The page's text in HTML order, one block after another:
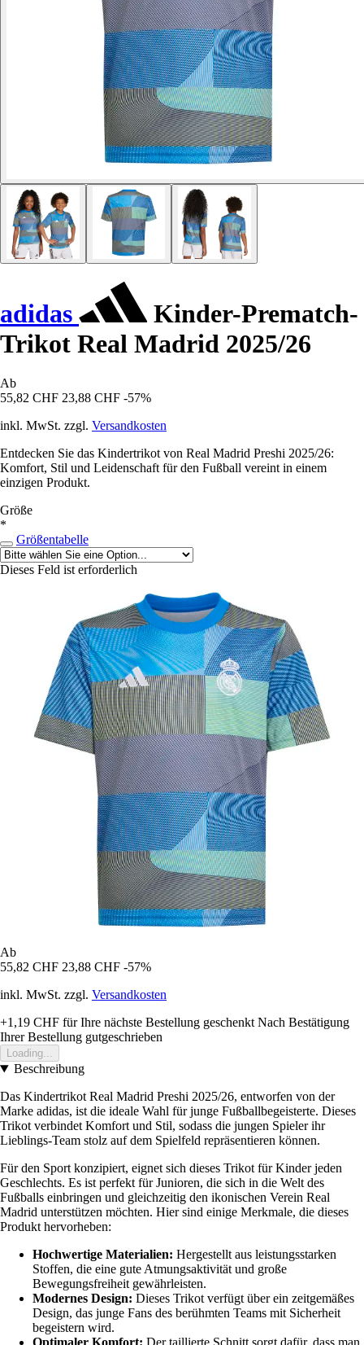
adidas
Kinder-Prematch-
Trikot Real Madrid 2025/26
Ab
55,82 CHF 23,88 CHF -57%
inkl. MwSt. zzgl. Versandkosten
Entdecken Sie das Kindertrikot von Real Madrid Preshi 2025/26:
Komfort, Stil und Leidenschaft für den Fußball vereint in einem
einzigen Produkt.
Größe
*
Größentabelle
Dieses Feld ist erforderlich
Ab
55,82 CHF 23,88 CHF -57%
inkl. MwSt. zzgl. Versandkosten
+1,19 CHF für Ihre nächste Bestellung geschenkt Nach Bestätigung
Ihrer Bestellung gutgeschrieben
Loading...
Beschreibung
Das Kindertrikot Real Madrid Preshi 2025/26, entworfen von der
Marke adidas, ist die ideale Wahl für junge Fußballbegeisterte. Dieses
Trikot verbindet Komfort und Stil, sodass die jungen Spieler ihr
Lieblings-Team stolz auf dem Spielfeld repräsentieren können.
Für den Sport konzipiert, eignet sich dieses Trikot für Kinder jeden
Geschlechts. Es ist perfekt für Junioren, die sich in die Welt des
Fußballs einbringen und gleichzeitig den ikonischen Verein Real
Madrid unterstützen möchten. Hier sind einige Merkmale, die dieses
Produkt hervorheben:
Hochwertige Materialien: Hergestellt aus leistungsstarken
Stoffen, die eine gute Atmungsaktivität und große
Bewegungsfreiheit gewährleisten.
Modernes Design: Dieses Trikot verfügt über ein zeitgemäßes
Design, das junge Fans des berühmten Teams mit Sicherheit
begeistern wird.